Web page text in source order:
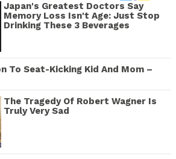
Japan's Greatest Doctors Say
Memory Loss Isn't Age: Just Stop
Drinking These 3 Beverages
To Seat-Kicking Kid And Mom –
The Tragedy Of Robert Wagner Is
Truly Very Sad